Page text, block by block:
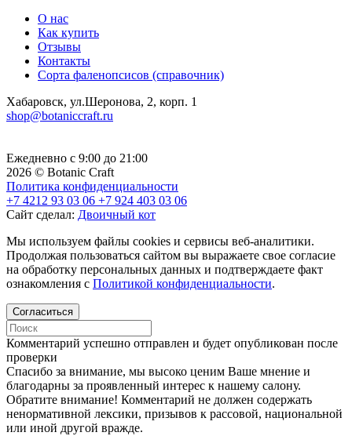
О нас
Как купить
Отзывы
Контакты
Сорта фаленопсисов (справочник)
Хабаровск, ул.Шеронова, 2, корп. 1
shop@botaniccraft.ru
Ежедневно с 9:00 до 21:00
2026 © Botanic Craft
Политика конфиденциальности
+7 4212 93 03 06 +7 924 403 03 06
Сайт сделал: Двоичный кот
Мы используем файлы cookies и сервисы веб-аналитики.
Продолжая пользоваться сайтом вы выражаете свое согласие
на обработку персональных данных и подтверждаете факт
ознакомления с Политикой конфиденциальности.
Согласиться
Комментарий успешно отправлен и будет опубликован после
проверки
Cпасибо за внимание, мы высоко ценим Ваше мнение и
благодарны за проявленный интерес к нашему салону.
Обратите внимание! Комментарий не должен содержать
ненормативной лексики, призывов к рассовой, национальной
или иной другой вражде.